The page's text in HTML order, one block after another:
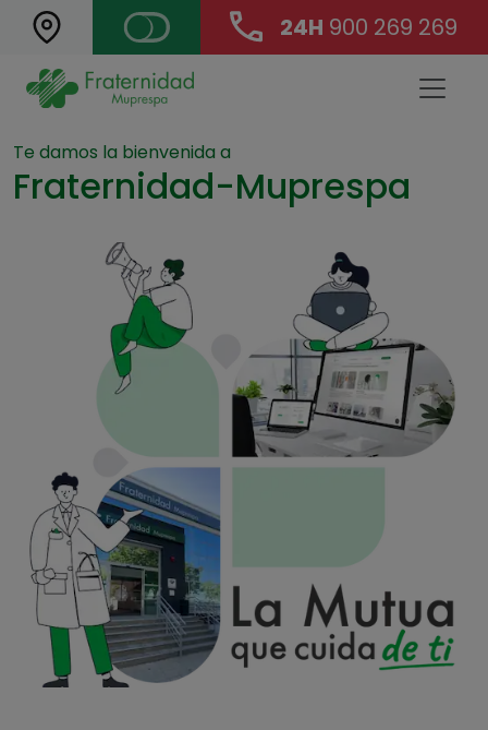
24H 900 269 269
Landing Main Navigation
Te damos la bienvenida a
Fraternidad-Muprespa